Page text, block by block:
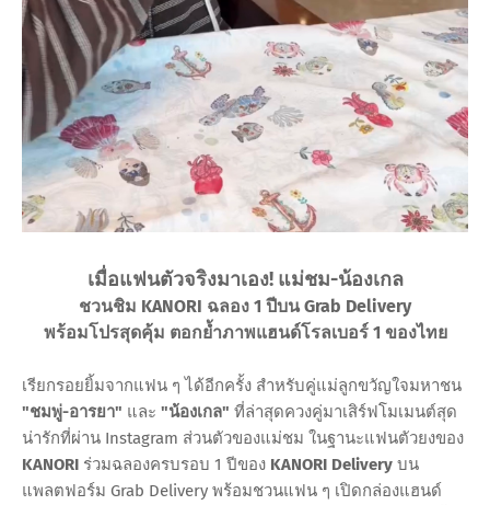
เมื่อแฟนตัวจริงมาเอง! แม่ชม-น้องเกล
ชวนชิม KANORI ฉลอง 1 ปีบน Grab Delivery
พร้อมโปรสุดคุ้ม ตอกย้ำภาพแฮนด์โรลเบอร์ 1 ของไทย
เรียกรอยยิ้มจากแฟน ๆ ได้อีกครั้ง สำหรับคู่แม่ลูกขวัญใจมหาชน
"ชมพู่-อารยา" และ "น้องเกล" ที่ล่าสุดควงคู่มาเสิร์ฟโมเมนต์สุด
น่ารักที่ผ่าน Instagram ส่วนตัวของแม่ชม ในฐานะแฟนตัวยงของ
KANORI ร่วมฉลองครบรอบ 1 ปีของ KANORI Delivery บน
แพลตฟอร์ม Grab Delivery พร้อมชวนแฟน ๆ เปิดกล่องแฮนด์